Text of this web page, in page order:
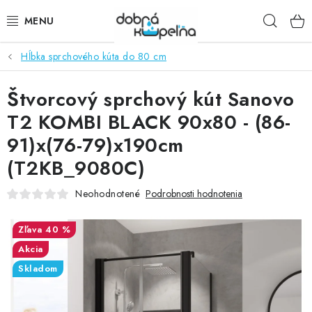
na
SPRCHOVÉ KÚTY
SPRCHOVÉ DVERE
BATÉRIE
VANE
DOPLNKY
SANITA
Hĺbka sprchového kúta do 80 cm
Štvorcový sprchový kút Sanovo
T2 KOMBI BLACK 90x80 - (86-
91)x(76-79)x190cm
(T2KB_9080C)
Neohodnotené Podrobnosti hodnotenia
40 %
Akcia
Skladom